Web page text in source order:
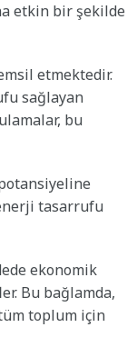
etkin bir şekilde
etmektedir.
sağlayan
bu
tasarrufu
ekonomik
Bu bağlamda,
toplum için